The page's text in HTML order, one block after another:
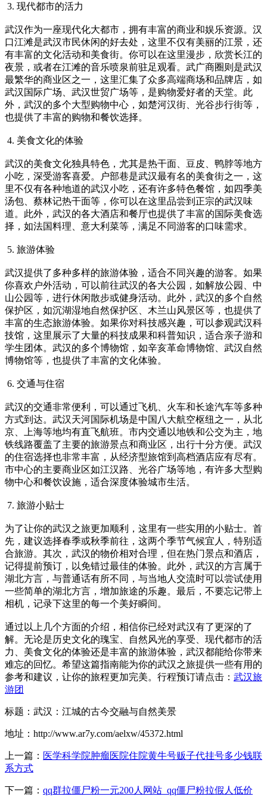
3. 现代都市的活力
武汉作为一座现代化大都市，拥有丰富的商业和娱乐资源。汉
口江滩是武汉市民休闲的好去处，这里不仅有美丽的江景，还
有丰富的文化活动和美食街。你可以在这里漫步，欣赏长江的
夜景，或者在江滩的音乐喷泉前驻足观看。武广商圈则是武汉
最繁华的商业区之一，这里汇集了众多高端商场和品牌店，如
武汉国际广场、武汉世贸广场等，是购物爱好者的天堂。此
外，武汉的多个大型购物中心，如楚河汉街、光谷步行街等，
也提供了丰富的购物和餐饮选择。
4. 美食文化的体验
武汉的美食文化独具特色，尤其是热干面、豆皮、鸭脖等地方
小吃，深受游客喜爱。户部巷是武汉最有名的美食街之一，这
里不仅有各种地道的武汉小吃，还有许多特色餐馆，如四季美
汤包、蔡林记热干面等，你可以在这里品尝到正宗的武汉味
道。此外，武汉的各大酒店和餐厅也提供了丰富的国际美食选
择，如法国料理、意大利菜等，满足不同游客的口味需求。
5. 旅游体验
武汉提供了多种多样的旅游体验，适合不同兴趣的游客。如果
你喜欢户外活动，可以前往武汉的各大公园，如解放公园、中
山公园等，进行休闲散步或健身活动。此外，武汉的多个自然
保护区，如沉湖湿地自然保护区、木兰山风景区等，也提供了
丰富的生态旅游体验。如果你对科技感兴趣，可以参观武汉科
技馆，这里展示了大量的科技成果和科普知识，适合亲子游和
学生团体。武汉的多个博物馆，如辛亥革命博物馆、武汉自然
博物馆等，也提供了丰富的文化体验。
6. 交通与住宿
武汉的交通非常便利，可以通过飞机、火车和长途汽车等多种
方式到达。武汉天河国际机场是中国八大航空枢纽之一，从北
京、上海等地均有直飞航班。市内交通以地铁和公交为主，地
铁线路覆盖了主要的旅游景点和商业区，出行十分方便。武汉
的住宿选择也非常丰富，从经济型旅馆到高档酒店应有尽有。
市中心的主要商业区如江汉路、光谷广场等地，有许多大型购
物中心和餐饮设施，适合深度体验城市生活。
7. 旅游小贴士
为了让你的武汉之旅更加顺利，这里有一些实用的小贴士。首
先，建议选择春季或秋季前往，这两个季节气候宜人，特别适
合旅游。其次，武汉的物价相对合理，但在热门景点和酒店，
记得提前预订，以免错过最佳的体验。此外，武汉的方言属于
湖北方言，与普通话有所不同，与当地人交流时可以尝试使用
一些简单的湖北方言，增加旅途的乐趣。最后，不要忘记带上
相机，记录下这里的每一个美好瞬间。
通过以上几个方面的介绍，相信你已经对武汉有了更深的了
解。无论是历史文化的瑰宝、自然风光的享受、现代都市的活
力、美食文化的体验还是丰富的旅游体验，武汉都能给你带来
难忘的回忆。希望这篇指南能为你的武汉之旅提供一些有用的
参考和建议，让你的旅程更加完美。行程预订请点击： 武汉旅
游团
标题：武汉：江城的古今交融与自然美景
地址：http://www.ar7y.com/aelxw/45372.html
上一篇： 医学科学院肿瘤医院住院黄牛号贩子代挂号多少钱联
系方式
下一篇： qq群拉僵尸粉一元200人网站_qq僵尸粉拉假人低价